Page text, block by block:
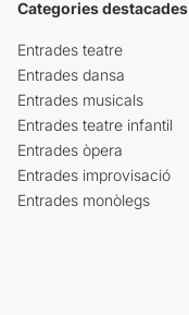
Categories destacades
Entrades teatre
Entrades dansa
Entrades musicals
Entrades teatre infantil
Entrades òpera
Entrades improvisació
Entrades monòlegs